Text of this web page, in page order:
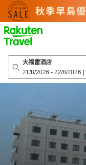
to
top
page
大福雷酒店
21/8/2026 - 22/8/2026 |